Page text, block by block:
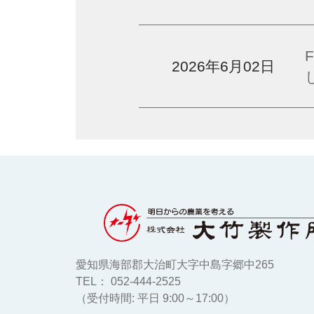
2026年6月02日
愛知県海部郡大治町大字中島字郷中265
TEL： 052-444-2525
（受付時間: 平日 9:00～17:00）